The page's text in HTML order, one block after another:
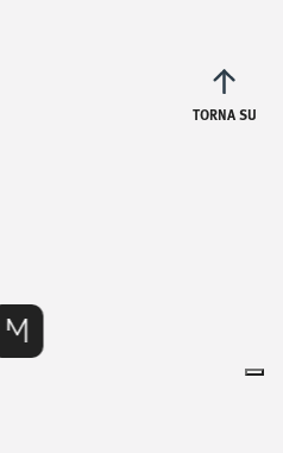
TORNA SU